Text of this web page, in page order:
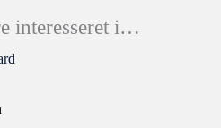
interesseret i…